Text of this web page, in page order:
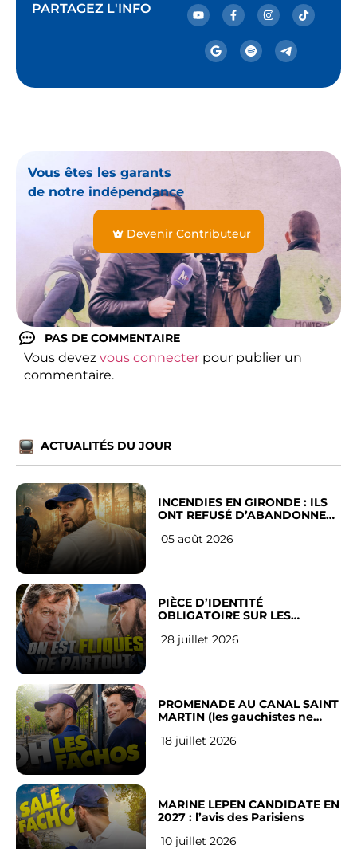
PARTAGEZ L'INFO
Vous êtes les garants
de notre indépendance
Devenir Contributeur
PAS DE COMMENTAIRE
Vous devez vous connecter pour publier un
commentaire.
ACTUALITÉS DU JOUR
INCENDIES EN GIRONDE : ILS
ONT REFUSÉ D’ABANDONNER
05 août 2026
PIÈCE D’IDENTITÉ
OBLIGATOIRE SUR LES
Français
28 juillet 2026
PROMENADE AU CANAL SAINT
MARTIN (les gauchistes ne
18 juillet 2026
MARINE LEPEN CANDIDATE EN
2027 : l’avis des Parisiens
10 juillet 2026